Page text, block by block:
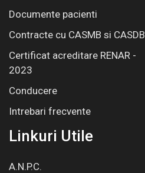
Documente pacienti
Contracte cu CASMB si CASDB
Certificat acreditare RENAR -
2023
Conducere
Intrebari frecvente
Linkuri Utile
A.N.P.C.